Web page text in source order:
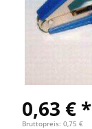
0,63 € *
Bruttopreis: 0,75 €